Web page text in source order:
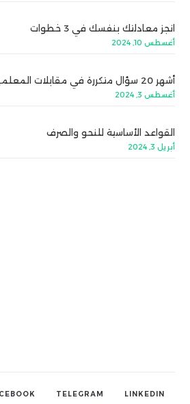
انجز معادلتك بنفسك في 3 خطوات
أغسطس 10, 2024
أشهر 20 سؤال متكررة في مقابلات المعلمين
أغسطس 3, 2024
القواعد الأساسية للنحو والصرف
أبريل 3, 2024
LINKEDIN
TELEGRAM